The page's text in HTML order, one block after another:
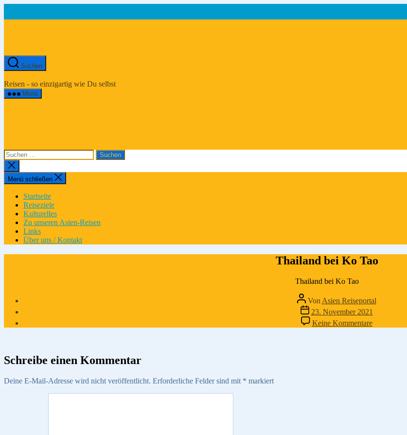
Suchen
Reiseportal
Reisen - so einzigartig wie Du selbst
Menü
Suchen
nach:
Suche
schließen
Menü schließen
Startseite
Reiseziele
Kulturelles
Zu unseren Asien-Reisen
Links
Über uns / Kontakt
Thailand bei Ko Tao
Thailand bei Ko Tao
Beitragsautor
Von Asien Reiseportal
Veröffentlichungsdatum
23. November 2021
Keine Kommentarezu
Thailand
Schreibe einen Kommentar
Deine E-Mail-Adresse wird nicht veröffentlicht. Erforderliche Felder sind mit * markiert